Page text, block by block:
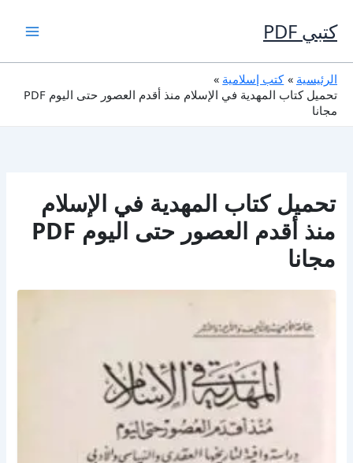
إلى
المحتوى
كتبي PDF
الرئيسية
كتب إسلامية
تحميل كتاب المهدية في الإسلام منذ أقدم العصور حتى اليوم PDF
مجانا
تحميل كتاب المهدية في الإسلام
منذ أقدم العصور حتى اليوم PDF
مجانا